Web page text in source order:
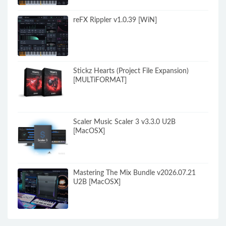
reFX Rippler v1.0.39 [WiN]
Stickz Hearts (Project File Expansion)
[MULTiFORMAT]
Scaler Music Scaler 3 v3.3.0 U2B
[MacOSX]
Mastering The Mix Bundle v2026.07.21
U2B [MacOSX]